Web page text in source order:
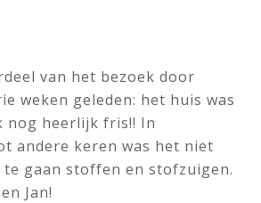
van het bezoek door
weken geleden: het huis was
nog heerlijk fris!! In
andere keren was het niet
gaan stoffen en stofzuigen.
Jan!